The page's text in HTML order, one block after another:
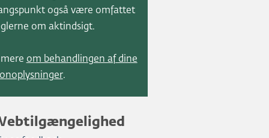
også være omfattet
om aktindsigt.
om behandlingen af dine
.